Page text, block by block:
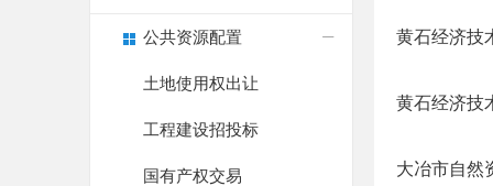
公共资源配置
土地使用权出让
工程建设招投标
国有产权交易
黄石经济技
黄石经济技
大冶市自然